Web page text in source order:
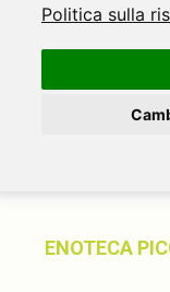
Politica sulla
ENOTECA